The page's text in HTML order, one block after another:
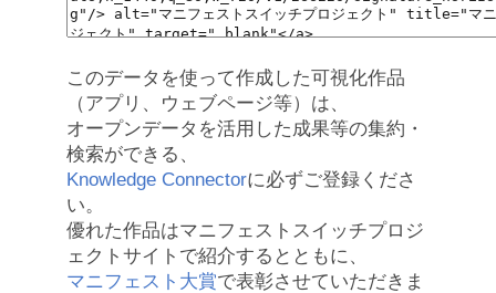
このデータを使って作成した可視化作品
（アプリ、ウェブページ等）は、
オープンデータを活用した成果等の集約・
検索ができる、
Knowledge Connectorに必ずご登録くださ
い。
優れた作品はマニフェストスイッチプロジ
ェクトサイトで紹介するとともに、
マニフェスト大賞で表彰させていただきま